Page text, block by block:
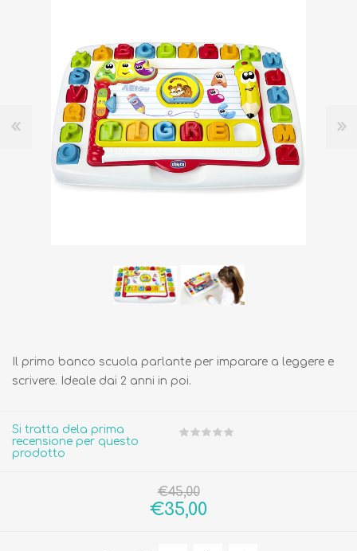
Il primo banco scuola parlante per imparare a leggere e
scrivere. Ideale dai 2 anni in poi.
Si tratta dela prima
recensione per questo
prodotto
€45,00
€35,00